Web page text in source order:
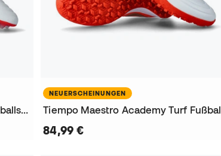
Tiempo Maestro Elite AG-Pro Fußballschuhe
NEUERSCHEINUNGEN
84,99 €